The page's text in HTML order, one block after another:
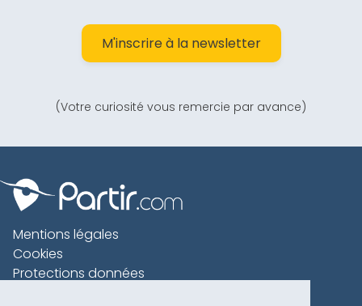
M'inscrire à la newsletter
(Votre curiosité vous remercie par avance)
Mentions légales
Cookies
Protections données